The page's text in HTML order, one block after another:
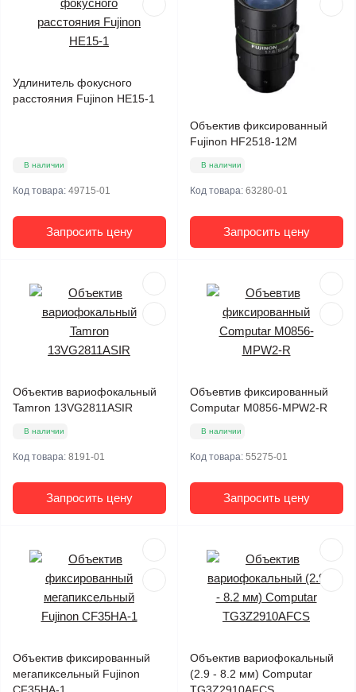
Удлинитель фокусного
расстояния Fujinon HE15-1
В наличии
Код товара: 49715-01
Запросить цену
Объектив фиксированный
Fujinon HF2518-12M
В наличии
Код товара: 63280-01
Запросить цену
Объектив вариофокальный
Tamron 13VG2811ASIR
В наличии
Код товара: 8191-01
Запросить цену
Объевтив фиксированный
Computar M0856-MPW2-R
В наличии
Код товара: 55275-01
Запросить цену
Объектив фиксированный
мегапиксельный Fujinon
Объектив вариофокальный
(2.9 - 8.2 мм) Computar